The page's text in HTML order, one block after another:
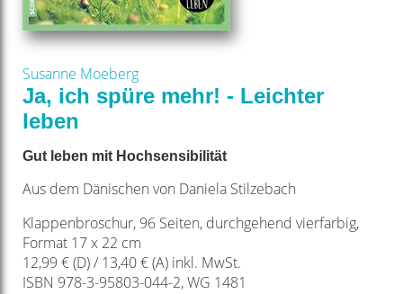
Susanne Moeberg
Ja, ich spüre mehr! - Leichter
leben
Gut leben mit Hochsensibilität
Aus dem Dänischen von Daniela Stilzebach
Klappenbroschur, 96 Seiten, durchgehend vierfarbig,
Format 17 x 22 cm
12,99 € (D) / 13,40 € (A) inkl. MwSt.
ISBN 978-3-95803-044-2, WG 1481